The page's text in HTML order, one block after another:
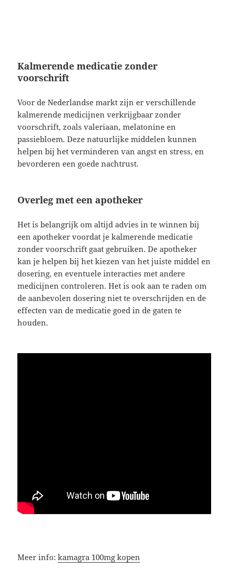
Kalmerende medicatie zonder
voorschrift
Voor de Nederlandse markt zijn er verschillende
kalmerende medicijnen verkrijgbaar zonder
voorschrift, zoals valeriaan, melatonine en
passiebloem. Deze natuurlijke middelen kunnen
helpen bij het verminderen van angst en stress, en
bevorderen een goede nachtrust.
Overleg met een apotheker
Het is belangrijk om altijd advies in te winnen bij
een apotheker voordat je kalmerende medicatie
zonder voorschrift gaat gebruiken. De apotheker
kan je helpen bij het kiezen van het juiste middel en
dosering, en eventuele interacties met andere
medicijnen controleren. Het is ook aan te raden om
de aanbevolen dosering niet te overschrijden en de
effecten van de medicatie goed in de gaten te
houden.
Meer info:kamagra 100mg kopen